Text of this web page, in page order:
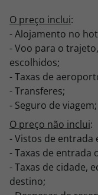
O preço inclui:
- Alojamento no
- Voo para o
escolhidos;
- Taxas de
- Transferes;
- Seguro de viagem;
O preço não inclui:
- Vistos de entrada
- Taxas de entrada
- Taxas de cidade,
destino;